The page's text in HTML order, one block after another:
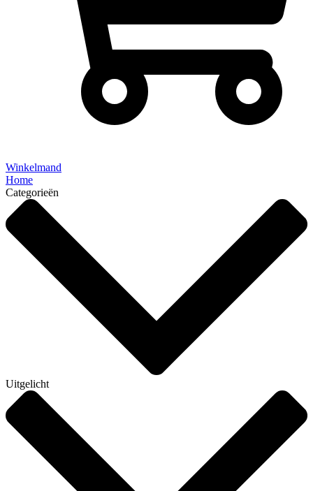
Winkelmand
Home
Categorieën
Uitgelicht